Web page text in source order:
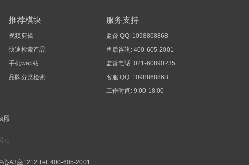
推荐模块
视频剪辑
快速检索产品
手机wap站
品牌分类检索
服务支持
监督 QQ: 1098868868
售后咨询: 400-605-2001
监督电话: 021-60890235
客服 QQ: 1098868868
工作时间: 9:00-18:00
照
-1
心A3座1212 Tel: 400-605-2001